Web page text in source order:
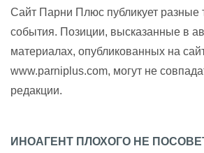
Сайт Парни Плюс публикует разные
события. Позиции, высказанные в
материалах, опубликованных на
www.parniplus.com, могут не
редакции.
ИНОАГЕНТ ПЛОХОГО НЕ